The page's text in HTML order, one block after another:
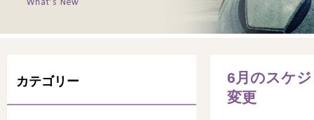
6月のスケ
変更
カテゴリー